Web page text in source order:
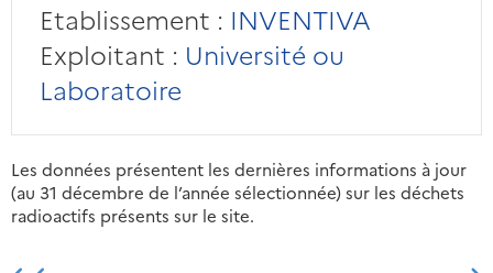
Etablissement : INVENTIVA
Exploitant : Université ou
Laboratoire
Les données présentent les dernières informations à jour
(au 31 décembre de l’année sélectionnée) sur les déchets
radioactifs présents sur le site.